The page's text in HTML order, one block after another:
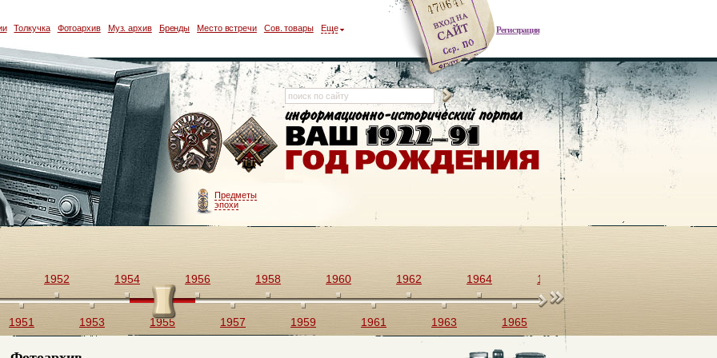
Регистрация
Толкучка Фотоархив Муз. архив Бренды Место встречи Сов. товары Еще
Предметы
эпохи
1951
1952
1953
1954
1955
1956
1957
1958
1959
1960
1961
1962
1963
1964
1965
1966